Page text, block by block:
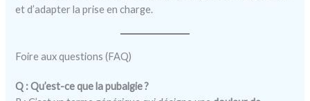
et d’adapter la prise en charge.
Foire aux questions (FAQ)
Q : Qu’est-ce que la pubalgie ?